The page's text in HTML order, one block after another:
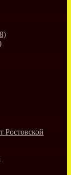
Ростовской